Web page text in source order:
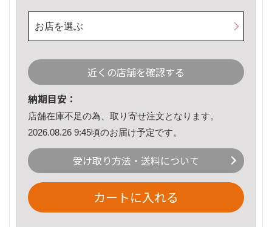
お店を選ぶ
近くの店舗を確認する
納期目安：
店舗在庫不足の為、取り寄せ注文となります。
2026.08.26 9:45頃のお届け予定です。
受け取り方法・送料について
カートに入れる